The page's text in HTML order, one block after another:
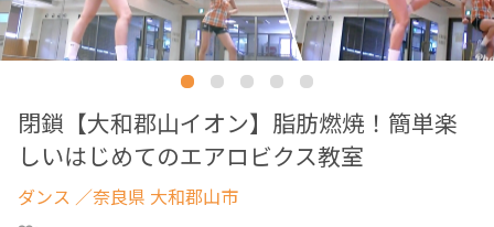
閉鎖【大和郡山イオン】脂肪燃焼！簡単楽
しいはじめてのエアロビクス教室
ダンス ／奈良県 大和郡山市